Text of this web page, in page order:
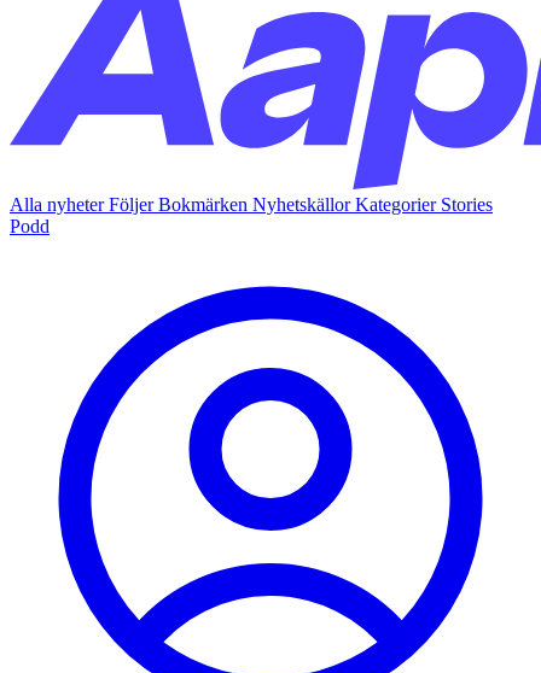
Alla nyheterFöljerBokmärken NyhetskällorKategorier Stories
Podd